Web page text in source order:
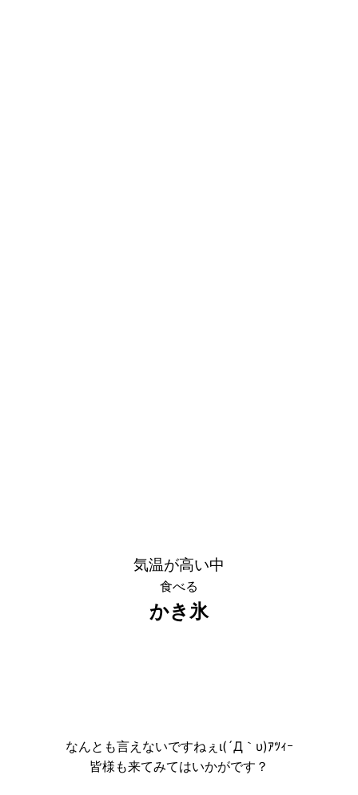
気温が高い中
食べる
かき氷
なんとも言えないですねぇι(´Д｀υ)ｱﾂｨｰ
皆様も来てみてはいかがです？